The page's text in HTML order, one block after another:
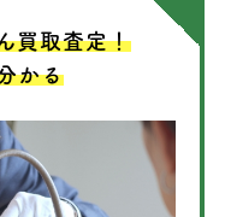
買取査定！
かる